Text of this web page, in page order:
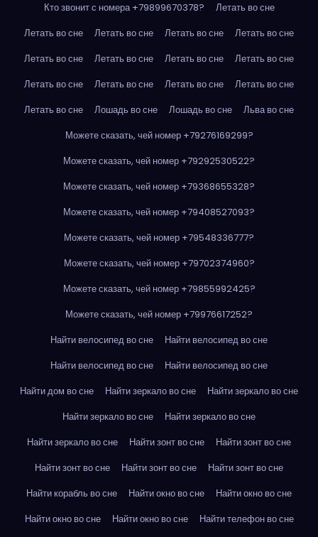
Кто звонит с номера +79899670378?
Летать во сне
Летать во сне
Летать во сне Летать во сне
Летать во сне
Летать во сне
Летать во сне Летать во сне
Летать во сне
Летать во сне
Летать во сне Летать во сне
Летать во сне
Летать во сне
Лошадь во сне Лошадь во сне
Льва во сне
Можете сказать, чей номер +79276169299?
Можете сказать, чей номер +79292530522?
Можете сказать, чей номер +79368655328?
Можете сказать, чей номер +79408527093?
Можете сказать, чей номер +79548336777?
Можете сказать, чей номер +79702374960?
Можете сказать, чей номер +79855992425?
Можете сказать, чей номер +79976617252?
Найти велосипед во сне
Найти велосипед во сне
Найти велосипед во сне
Найти велосипед во сне
Найти дом во сне
Найти зеркало во сне
Найти зеркало во сне
Найти зеркало во сне
Найти зеркало во сне
Найти зеркало во сне
Найти зонт во сне
Найти зонт во сне
Найти зонт во сне
Найти зонт во сне
Найти зонт во сне
Найти корабль во сне
Найти окно во сне
Найти окно во сне
Найти окно во сне
Найти окно во сне
Найти телефон во сне